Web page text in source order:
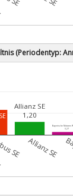
(Periodentyp:
Allianz SE
1,20
Bayerische Motoren
0,27
SE Allianz SE